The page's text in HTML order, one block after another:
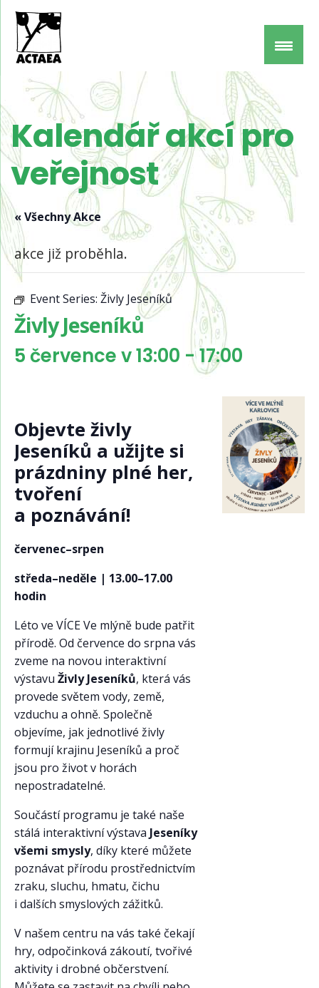
Kalendář akcí pro
veřejnost
« Všechny Akce
akce již proběhla.
Event Series: Živly Jeseníků
Živly Jeseníků
5 července v 13:00 -17:00
Objevte živly
Jeseníků a užijte si
prázdniny plné her,
tvoření
a poznávání!
červenec–srpen
středa–neděle | 13.00–17.00
hodin
Léto ve VÍCE Ve mlýně bude patřit
přírodě. Od července do srpna vás
zveme na novou interaktivní
výstavu Živly Jeseníků, která vás
provede světem vody, země,
vzduchu a ohně. Společně
objevíme, jak jednotlivé živly
formují krajinu Jeseníků a proč
jsou pro život v horách
nepostradatelné.
Součástí programu je také naše
stálá interaktivní výstava Jeseníky
všemi smysly, díky které můžete
poznávat přírodu prostřednictvím
zraku, sluchu, hmatu, čichu
i dalších smyslových zážitků.
V našem centru na vás také čekají
hry, odpočinková zákoutí, tvořivé
aktivity i drobné občerstvení.